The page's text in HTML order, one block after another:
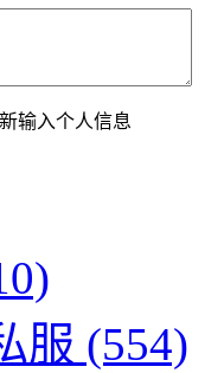
输入个人信息
服 (554)